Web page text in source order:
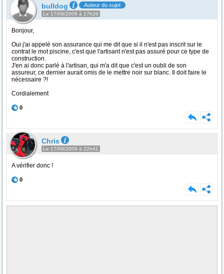
bulldog Auteur du sujet
Le 17/09/2009 à 17h26
Bonjour,
Oui j'ai appelé son assurance qui me dit que si il n'est pas inscrit sur le
contrat le mot piscine, c'est que l'artisant n'est pas assuré pour ce type de
construction.
J'en ai donc parlé à l'artisan, qui m'a dit que c'est un oubli de son
assureur, ce dernier aurait omis de le mettre noir sur blanc. Il doit faire le
nécessaire ?!
Cordialement
0
Chris
Le 17/09/2009 à 22h41
A vérifier donc !
0